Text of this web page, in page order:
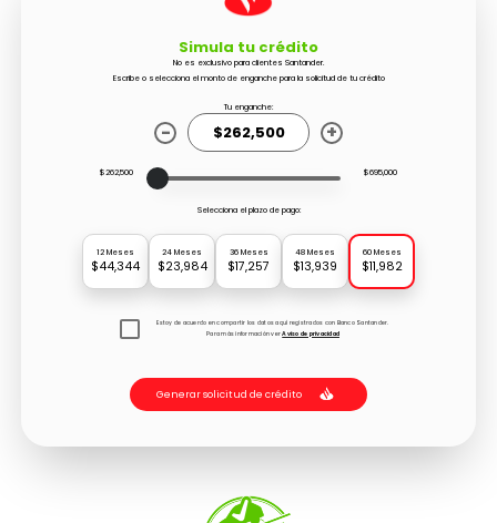
Simula tu crédito
No es exclusivo para clientes Santander.
Escribe o selecciona el monto de enganche para la solicitud de tu crédito
Tu enganche:
- +
$262,500 $695,000
Selecciona el plazo de pago:
12 Meses
$44,344
24 Meses
$23,984
36 Meses
$17,257
48 Meses
$13,939
60 Meses
$11,982
Estoy de acuerdo en compartir los datos aquí registrados con Banco Santander.
Para más información verAviso de privacidad
Generar solicitud de crédito